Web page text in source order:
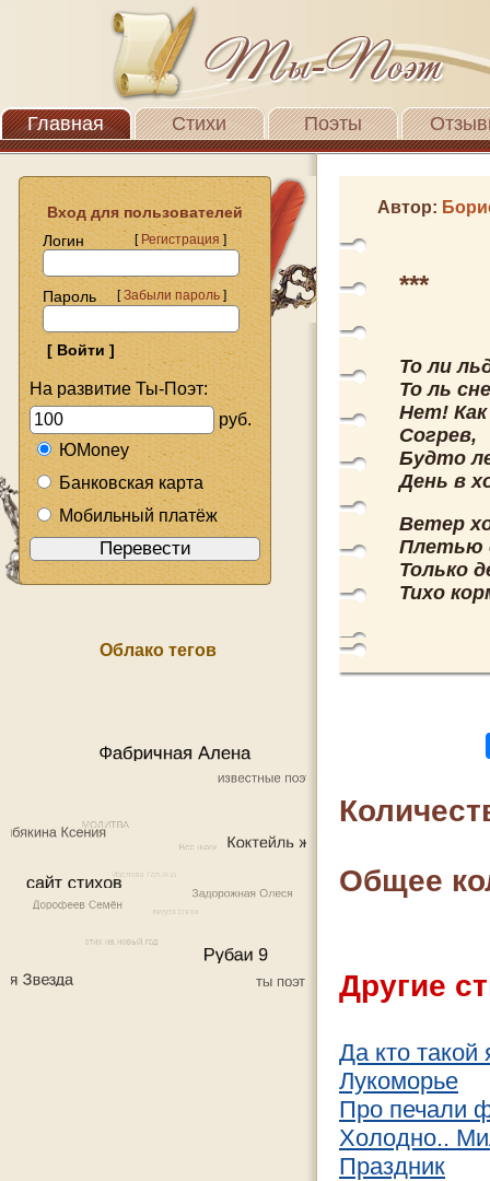
Главная Стихи Поэты
Вход для пользователей
Логин
[Регистрация]
Пароль [Забыли пароль]
На развитие Ты-Поэт:
руб.
ЮMoney
Банковская карта
Мобильный платёж
Облако тегов
Автор:
***
То ли
То ль
Нет!
Согрев,
Будто
День в
Ветер
Плетью
Только
Тихо
Общее
Другие
Да кто такой
Лукоморье
Про печали
Холодно..
Праздник